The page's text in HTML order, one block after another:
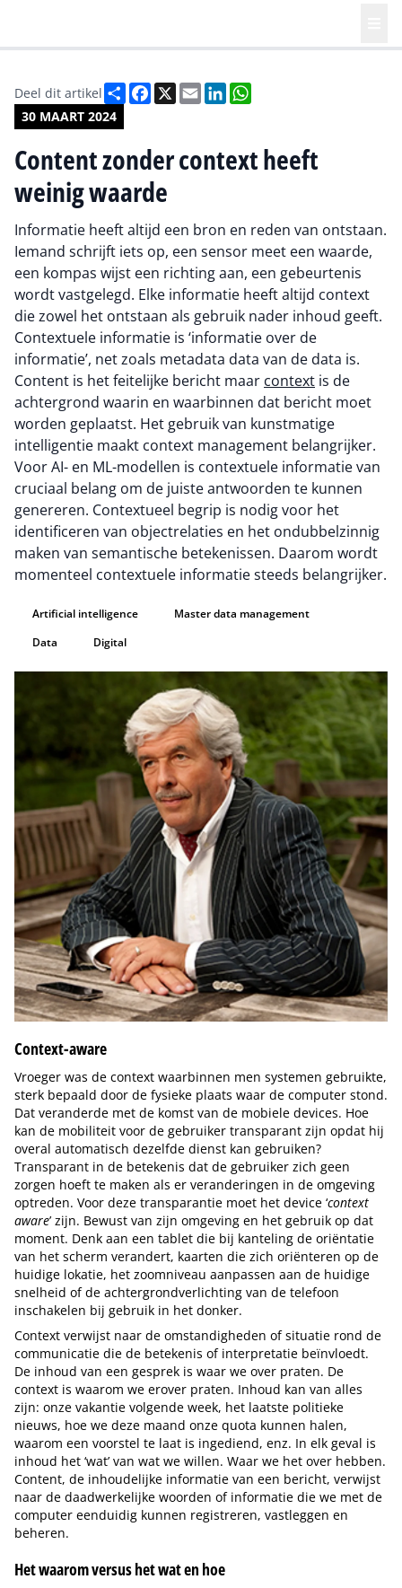
30 MAART 2024
Deel dit artikel DeelFacebook
X EmailLinkedIn
Content zonder context heeft
weinig waarde
Informatie heeft altijd een bron en reden van ontstaan.
Iemand schrijft iets op, een sensor meet een waarde,
een kompas wijst een richting aan, een gebeurtenis
wordt vastgelegd. Elke informatie heeft altijd context
die zowel het ontstaan als gebruik nader inhoud geeft.
Contextuele informatie is ‘informatie over de
informatie’, net zoals metadata data van de data is.
Content is het feitelijke bericht maar context is de
achtergrond waarin en waarbinnen dat bericht moet
worden geplaatst. Het gebruik van kunstmatige
intelligentie maakt context management belangrijker.
Voor AI- en ML-modellen is contextuele informatie van
cruciaal belang om de juiste antwoorden te kunnen
genereren. Contextueel begrip is nodig voor het
identificeren van objectrelaties en het ondubbelzinnig
maken van semantische betekenissen. Daarom wordt
momenteel contextuele informatie steeds belangrijker.
Artificial intelligence
Master data management
Data
Digital
Context-aware
Vroeger was de context waarbinnen men systemen gebruikte,
sterk bepaald door de fysieke plaats waar de computer stond.
Dat veranderde met de komst van de mobiele devices. Hoe
kan de mobiliteit voor de gebruiker transparant zijn opdat hij
overal automatisch dezelfde dienst kan gebruiken?
Transparant in de betekenis dat de gebruiker zich geen
zorgen hoeft te maken als er veranderingen in de omgeving
optreden. Voor deze transparantie moet het device ‘context
aware’ zijn. Bewust van zijn omgeving en het gebruik op dat
moment. Denk aan een tablet die bij kanteling de oriëntatie
van het scherm verandert, kaarten die zich oriënteren op de
huidige lokatie, het zoomniveau aanpassen aan de huidige
snelheid of de achtergrondverlichting van de telefoon
inschakelen bij gebruik in het donker.
Context verwijst naar de omstandigheden of situatie rond de
communicatie die de betekenis of interpretatie beïnvloedt.
De inhoud van een gesprek is waar we over praten. De
context is waarom we erover praten. Inhoud kan van alles
zijn: onze vakantie volgende week, het laatste politieke
nieuws, hoe we deze maand onze quota kunnen halen,
waarom een voorstel te laat is ingediend, enz. In elk geval is
inhoud het ‘wat’ van wat we willen. Waar we het over hebben.
Content, de inhoudelijke informatie van een bericht, verwijst
naar de daadwerkelijke woorden of informatie die we met de
computer eenduidig kunnen registreren, vastleggen en
beheren.
Het waarom versus het wat en hoe